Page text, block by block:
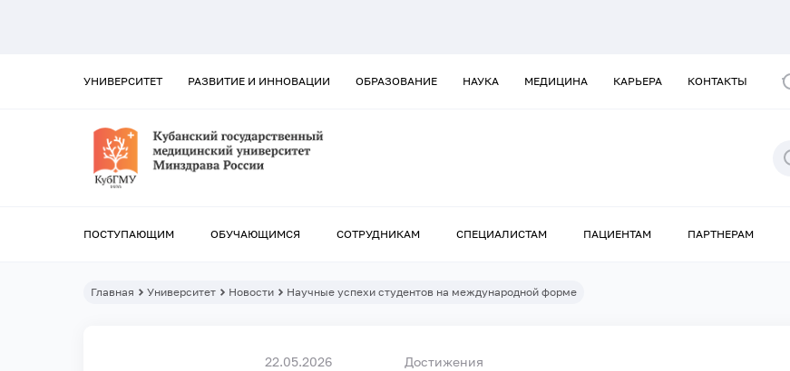
УНИВЕРСИТЕТ РАЗВИТИЕ И ИННОВАЦИИ ОБРАЗОВАНИЕ НАУКА МЕДИЦИНА КАРЬЕРА КОНТАКТЫ
ПОСТУПАЮЩИМ ОБУЧАЮЩИМСЯ СОТРУДНИКАМ СПЕЦИАЛИСТАМ ПАЦИЕНТАМ ПАРТНЕРАМ
Главная Университет Новости Научные успехи студентов на международной форме
22.05.2026 Достижения